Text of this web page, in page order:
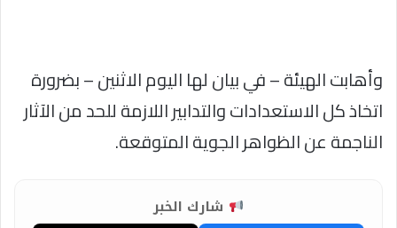
وأهابت الهيئة – في بيان لها اليوم الاثنين – بضرورة
اتخاذ كل الاستعدادات والتدابير اللازمة للحد من الآثار
الناجمة عن الظواهر الجوية المتوقعة.
شارك الخبر